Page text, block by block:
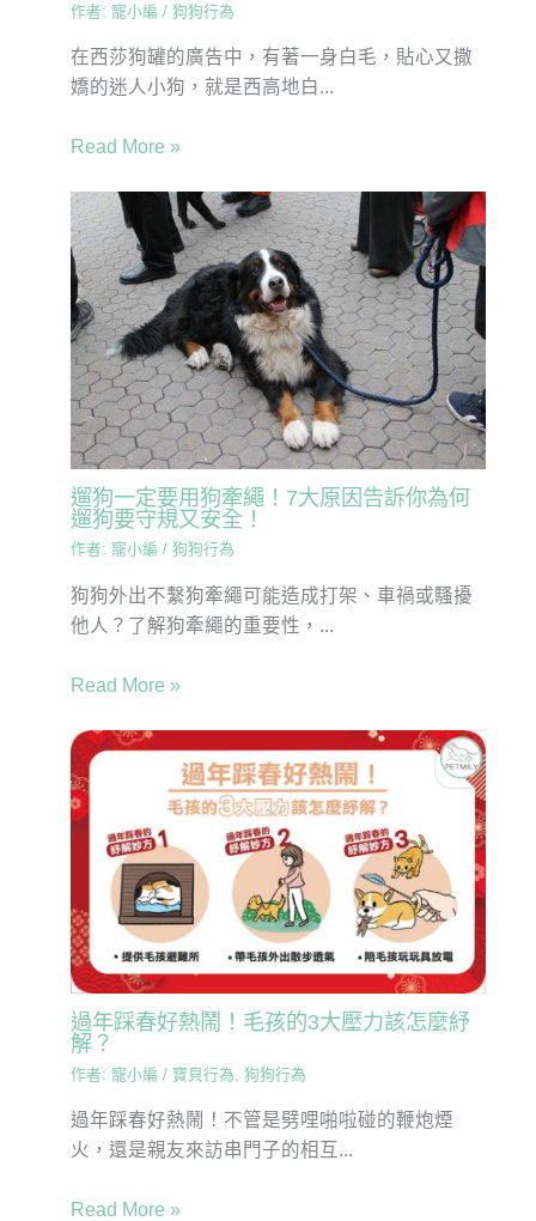
作者: 寵小編 / 狗狗行為
在西莎狗罐的廣告中，有著一身白毛，貼心又撒
嬌的迷人小狗，就是西高地白...
Read More »
遛狗一定要用狗牽繩！7大原因告訴你為何
遛狗要守規又安全！
作者: 寵小編 / 狗狗行為
狗狗外出不繫狗牽繩可能造成打架、車禍或騷擾
他人？了解狗牽繩的重要性，...
Read More »
過年踩春好熱鬧！毛孩的3大壓力該怎麼紓
解？
作者: 寵小編 / 寶貝行為 狗狗行為
過年踩春好熱鬧！不管是劈哩啪啦碰的鞭炮煙
火，還是親友來訪串門子的相互...
Read More »